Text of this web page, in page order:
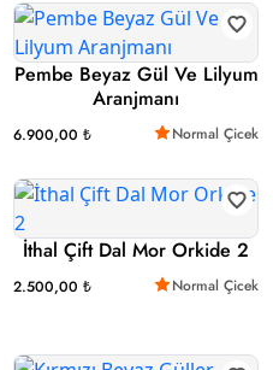
Pembe Beyaz Gül Ve Lilyum
Aranjmanı
6.900,00 ₺ Normal Çicek
İthal Çift Dal Mor Orkide 2
2.500,00 ₺ Normal Çicek